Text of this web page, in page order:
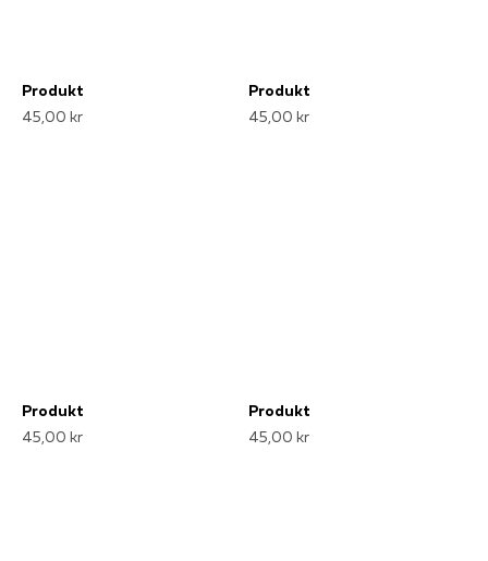
Produkt
45,00 kr
Produkt
45,00 kr
Produkt
45,00 kr
Produkt
45,00 kr